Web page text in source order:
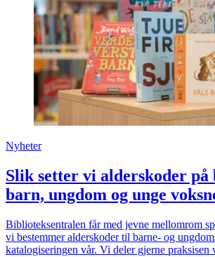
Nyheter
Slik setter vi alderskoder
barn, ungdom og unge
Biblioteksentralen får med jevne mellomrom
vi bestemmer alderskoder til barne- og
katalogiseringen vår. Vi deler gjerne praksisen